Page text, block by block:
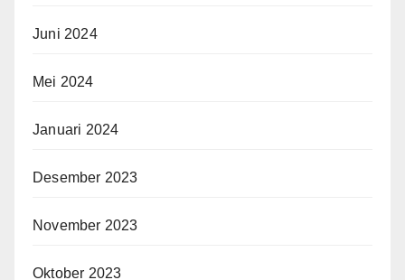
Juni 2024
Mei 2024
Januari 2024
Desember 2023
November 2023
Oktober 2023